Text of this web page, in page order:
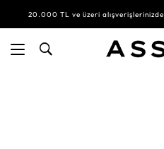
20.000 TL ve üzeri alışverişlerinizde